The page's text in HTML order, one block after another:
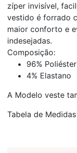
zíper invisível,
vestido é forrado
maior conforto e
indesejadas.
Composição:
96% Poliéster
4% Elastano
A Modelo veste
Tabela de Medidas